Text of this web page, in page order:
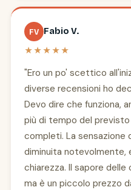
FV Fabio V.
★★★★★
"Ero un po' scettico
diverse recensioni ho
Devo dire che funziona,
più di tempo del
completi. La
diminuita notevolmente,
chiarezza. Il sapore delle
ma è un piccolo prezzo